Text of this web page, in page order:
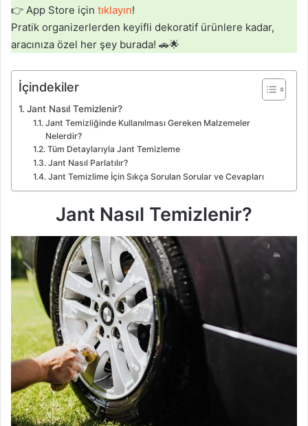
👉 App Store için tıklayın!
Pratik organizerlerden keyifli dekoratif ürünlere kadar,
aracınıza özel her şey burada! 🚗🌟
İçindekiler
Jant Nasıl Temizlenir?
Jant Temizliğinde Kullanılması Gereken Malzemeler
Nelerdir?
Tüm Detaylarıyla Jant Temizleme
Jant Nasıl Parlatılır?
Jant Temizlime İçin Sıkça Sorulan Sorular ve Cevapları
Jant Nasıl Temizlenir?